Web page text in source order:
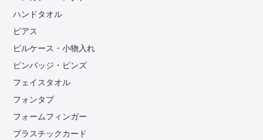
ハンドタオル
ピアス
ピルケース・小物入れ
ピンバッジ・ピンズ
フェイスタオル
フォンタブ
フォームフィンガー
プラスチックカード